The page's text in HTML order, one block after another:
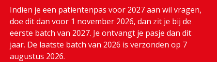
Indien je een patiëntenpas voor 2027 aan wil vragen,
doe dit dan voor 1 november 2026, dan zit je bij de
eerste batch van 2027. Je ontvangt je pasje dan dit
jaar. De laatste batch van 2026 is verzonden op 7
augustus 2026.